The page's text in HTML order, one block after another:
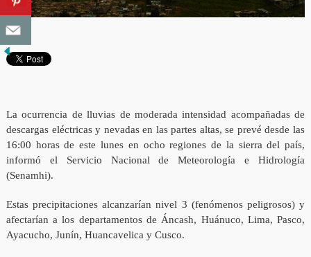
La ocurrencia de lluvias de moderada intensidad acompañadas de
descargas eléctricas y nevadas en las partes altas, se prevé desde las
16:00 horas de este lunes en ocho regiones de la sierra del país,
informó el Servicio Nacional de Meteorología e Hidrología
(Senamhi).
Estas precipitaciones alcanzarían nivel 3 (fenómenos peligrosos) y
afectarían a los departamentos de Áncash, Huánuco, Lima, Pasco,
Ayacucho, Junín, Huancavelica y Cusco.